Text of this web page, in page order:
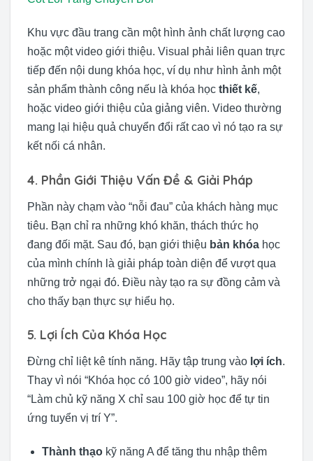
Khu vực đầu trang cần một hình ảnh chất lượng cao
hoặc một video giới thiệu. Visual phải liên quan trực
tiếp đến nội dung khóa học, ví dụ như hình ảnh một
sản phẩm thành công nếu là khóa học thiết kế,
hoặc video giới thiệu của giảng viên. Video thường
mang lại hiệu quả chuyển đổi rất cao vì nó tạo ra sự
kết nối cá nhân.
4. Phần Giới Thiệu Vấn Đề & Giải Pháp
Phần này chạm vào “nỗi đau” của khách hàng mục
tiêu. Bạn chỉ ra những khó khăn, thách thức họ
đang đối mặt. Sau đó, bạn giới thiệu bản khóa học
của mình chính là giải pháp toàn diện để vượt qua
những trở ngại đó. Điều này tạo ra sự đồng cảm và
cho thấy bạn thực sự hiểu họ.
5. Lợi Ích Của Khóa Học
Đừng chỉ liệt kê tính năng. Hãy tập trung vào lợi ích.
Thay vì nói “Khóa học có 100 giờ video”, hãy nói
“Làm chủ kỹ năng X chỉ sau 100 giờ học để tự tin
ứng tuyển vị trí Y”.
Thành thạokỹ năng A để tăng thu nhập thêm